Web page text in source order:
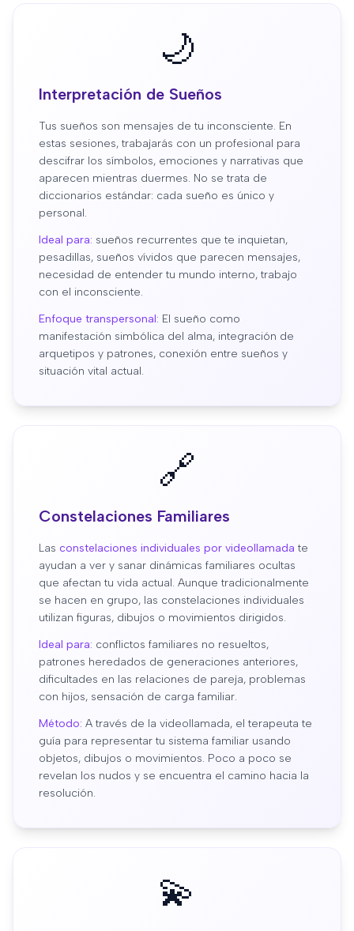
🌙
Interpretación de Sueños
Tus sueños son mensajes de tu inconsciente. En
estas sesiones, trabajarás con un profesional para
descifrar los símbolos, emociones y narrativas que
aparecen mientras duermes. No se trata de
diccionarios estándar: cada sueño es único y
personal.
Ideal para: sueños recurrentes que te inquietan,
pesadillas, sueños vívidos que parecen mensajes,
necesidad de entender tu mundo interno, trabajo
con el inconsciente.
Enfoque transpersonal: El sueño como
manifestación simbólica del alma, integración de
arquetipos y patrones, conexión entre sueños y
situación vital actual.
🔗
Constelaciones Familiares
Las constelaciones individuales por videollamada te
ayudan a ver y sanar dinámicas familiares ocultas
que afectan tu vida actual. Aunque tradicionalmente
se hacen en grupo, las constelaciones individuales
utilizan figuras, dibujos o movimientos dirigidos.
Ideal para: conflictos familiares no resueltos,
patrones heredados de generaciones anteriores,
dificultades en las relaciones de pareja, problemas
con hijos, sensación de carga familiar.
Método: A través de la videollamada, el terapeuta te
guía para representar tu sistema familiar usando
objetos, dibujos o movimientos. Poco a poco se
revelan los nudos y se encuentra el camino hacia la
resolución.
💫